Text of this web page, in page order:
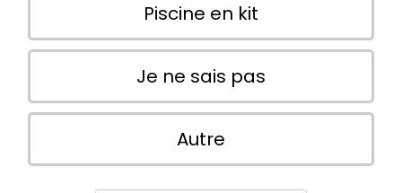
Piscine en kit
Je ne sais pas
Autre